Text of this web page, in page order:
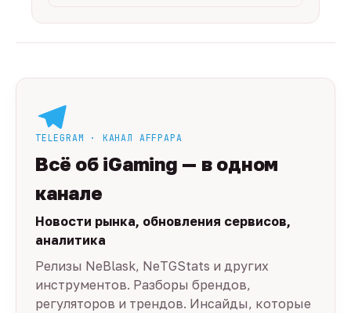
TELEGRAM · КАНАЛ AFFPAPA
Всё об iGaming — в одном
канале
Новости рынка, обновления сервисов,
аналитика
Релизы NeBlask, NeTGStats и других
инструментов. Разборы брендов,
регуляторов и трендов. Инсайды, которые